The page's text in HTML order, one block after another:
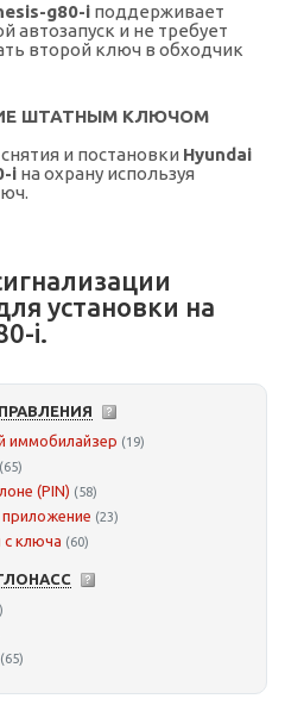
g80-i поддерживает
автозапуск и не требует
второй ключ в обходчик
ШТАТНЫМ КЛЮЧОМ
и постановки Hyundai
i на охрану используя
установки на
i.
иммобилайзер (19)
(65)
(PIN) (58)
(23)
с ключа (60)
(65)